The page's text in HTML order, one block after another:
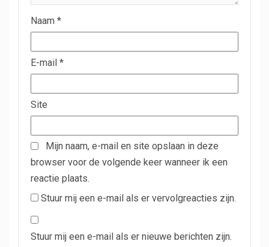
Naam *
E-mail *
Site
Mijn naam, e-mail en site opslaan in deze
browser voor de volgende keer wanneer ik een
reactie plaats.
Stuur mij een e-mail als er vervolgreacties zijn.
Stuur mij een e-mail als er nieuwe berichten zijn.